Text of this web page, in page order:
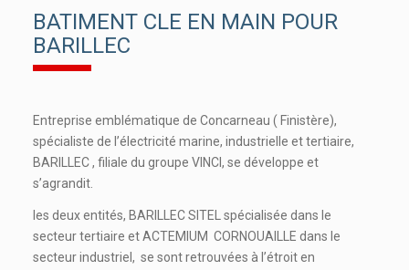
BATIMENT CLE EN MAIN POUR
BARILLEC
Entreprise emblématique de Concarneau ( Finistère),
spécialiste de l’électricité marine, industrielle et tertiaire,
BARILLEC , filiale du groupe VINCI, se développe et
s’agrandit.
les deux entités, BARILLEC SITEL spécialisée dans le
secteur tertiaire et ACTEMIUM CORNOUAILLE dans le
secteur industriel, se sont retrouvées à l’étroit en